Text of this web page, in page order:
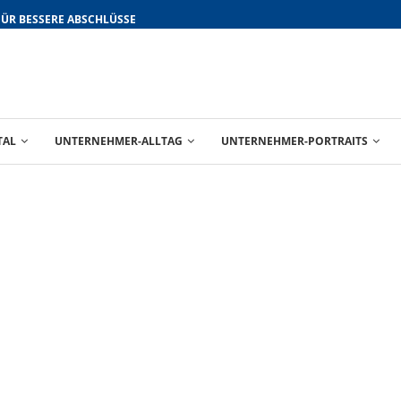
BESSERE ABSCHLÜSSE
UNTERNEHMER-ALLTAG UNTERNEHMER-PORTRAITS